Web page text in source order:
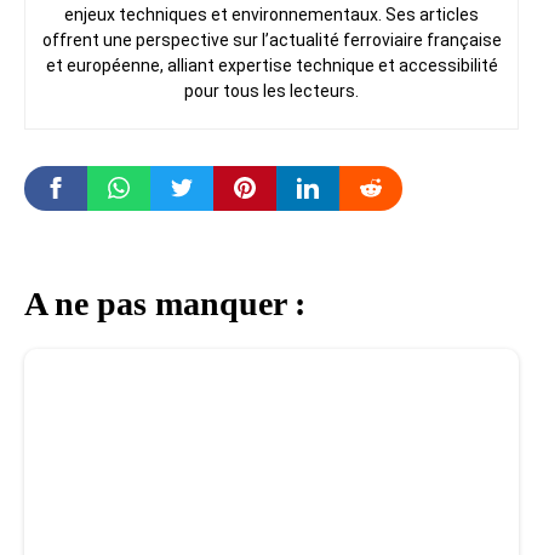
enjeux techniques et environnementaux. Ses articles
offrent une perspective sur l’actualité ferroviaire française
et européenne, alliant expertise technique et accessibilité
pour tous les lecteurs.
A ne pas manquer :